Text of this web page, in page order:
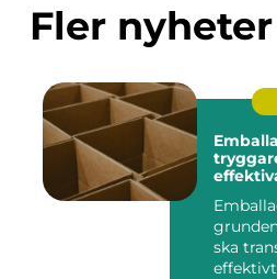
Fler nyheter
ska
effektivt